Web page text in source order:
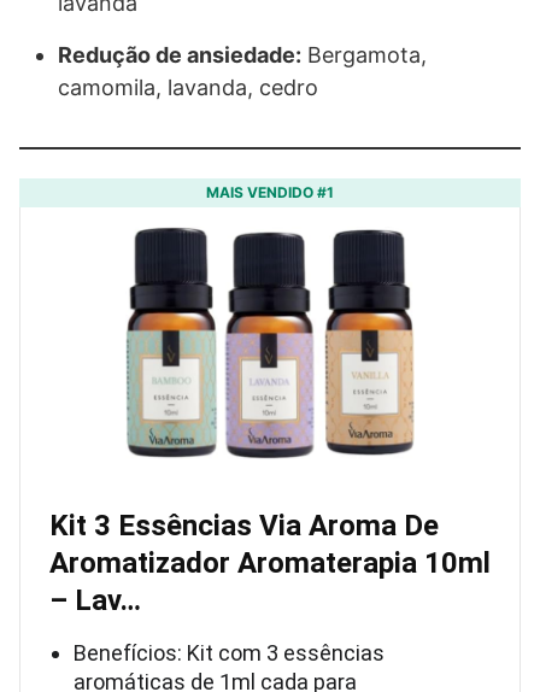
Redução de ansiedade: Bergamota,
camomila, lavanda, cedro
MAIS VENDIDO #1
Kit 3 Essências Via Aroma De
Aromatizador Aromaterapia 10ml
– Lav…
Benefícios: Kit com 3 essências
aromáticas de 1ml cada para